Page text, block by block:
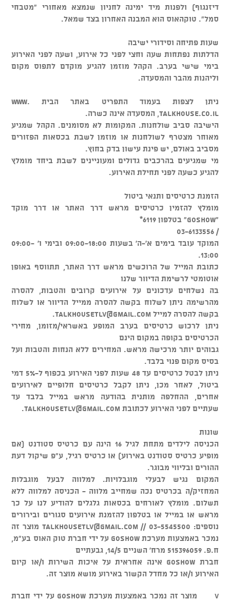
דיזנגוף) ולפנות מיד ימינה לחניון שנמצא מאחורי "מטבחי
סמל". טוקהאוס הוא המבנה האחרון בצד שמאל.
שעות פתיחה וסידורי ישיבה
הדלתות נפתחות שעה וחצי לפני כל אירוע, ושעה לפני האירוע
בימי שישי בערב. הקהל מוזמן להגיע מוקדם לתפוס מקום
וליהנות מהבר והמסעדה.
ניתן לצפות בעמוד התפריט באתר הבית www.
talkhouse.co.il, המסעדה אינה כשרה.
הישיבה סביב שולחנות. המקומות לא מסומנים. הקהל שמגיע
מאוחר מצטרף לשולחנות או מוזמן לשבת בכסאות הפזורים
מסביב באולם, יש פינת עישון בדק בחוץ.
מי שמגיעים בהרכבים גדולים ומעוניינים לשבת ביחד מומלץ
להגיע כשעה לפני תחילת האירוע.
הזמנת כרטיסים ותנאי ביטול
מומלץ להזמין כרטיסים מראש דרך האתר או דרך מוקד
"GOSHOW" בטלפון 6119*
/ 03-6133556
המוקד עובד בימים א'-ה' בשעות 09:00-18:00 ובימי ו' 09:00-
13:00.
כתובת המייל של הרוכשים מראש דרך האתר, תתווסף באופן
אוטומטי לרשימת הדיוור שלנו
בה נשלחים עדכונים על אירועים קרובים והטבות, להסרה
מהרשימה ניתן לשלוח בקשה להסרה ממייל הדיוור או לשלוח
בקשה להסרה למיילtalkhousetlv@gmail.com
.
ניתן לרכוש כרטיסים בערב המופע באשראי/מזומן, מחירי
הכרטיסים בקופה במקום הינם
גבוהים יותר מרכישה מראש. המחירים ללא הנחות והטבות ועל
בסיס מקום פנוי בלבד.
ניתן לבטל כרטיסים עד 48 שעות לפני האירוע בכפוף ל-5% דמי
ביטול, לאחר מכן, ניתן לקבל כרטיסים חלופיים לאירועים
אחרים, ההחלפה מותנית בהודעה מראש במייל בלבד עד
שעתיים לפני האירוע לכתובתtalkhousetlv@gmail.com
.
שונות
הכניסה לילדים מתחת לגיל 16 הינה עם כרטיס סטודנט (אם
מופיע כרטיס סטודנט באירוע) או כרטיס רגיל, ע"פ שיקול דעת
ההורים ובליווי מבוגר.
המקום נגיש לבעלי מוגבלויות. למלווה לבעל מוגבלות
המחזיק/ה בכרטיס נכה שמחייב מלווה - הכניסה למלווה ללא
תשלום. מומלץ לאורחים בכסאות גלגלים להודיע לנו על כך
מראש או במייל או בטלפון להזמנת אירועים סגורים ובירורים
נוספים: 03-5545500 //
talkhousetlv@gmail.com מוצר זה
נמכר באמצעות מערכת GOSHOW על ידי חברת טוק האוס בע"מ,
ח.פ. 515396059 מרח' השניים 14/5, גבעתיים
חברת GOSHOW אינה אחראית על איכות השירות ו/או קיום
האירוע ו/או כל מחדל הקשור באירוע מושא מוצר זה.
v מוצר זה נמכר באמצעות מערכת GOSHOW על ידי חברת